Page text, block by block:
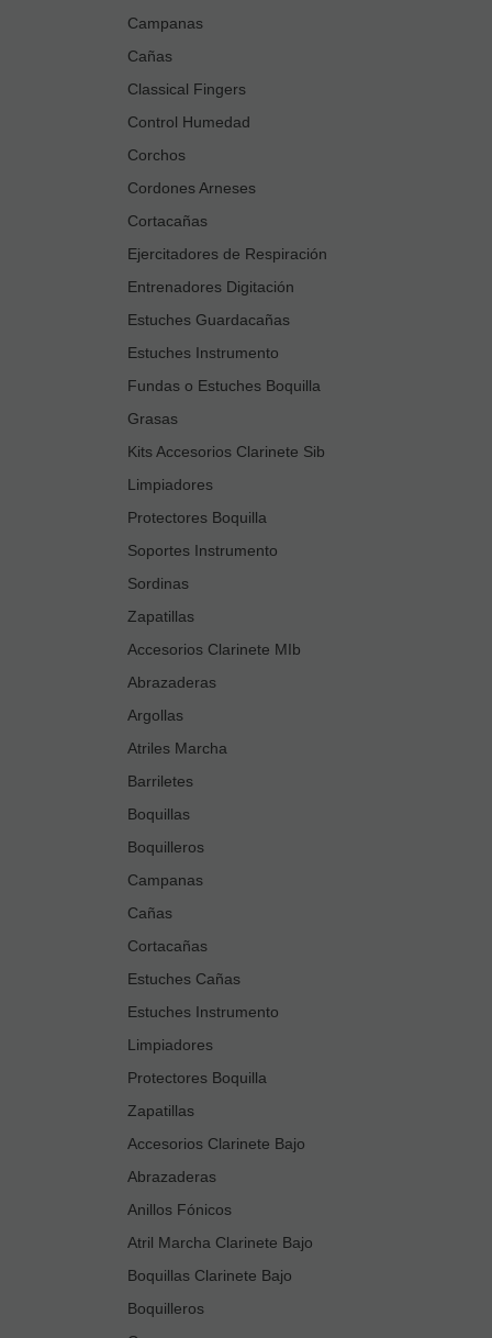
Campanas
Cañas
Classical Fingers
Control Humedad
Corchos
Cordones Arneses
Cortacañas
Ejercitadores de Respiración
Entrenadores Digitación
Estuches Guardacañas
Estuches Instrumento
Fundas o Estuches Boquilla
Grasas
Kits Accesorios Clarinete Sib
Limpiadores
Protectores Boquilla
Soportes Instrumento
Sordinas
Zapatillas
Accesorios Clarinete MIb
Abrazaderas
Argollas
Atriles Marcha
Barriletes
Boquillas
Boquilleros
Campanas
Cañas
Cortacañas
Estuches Cañas
Estuches Instrumento
Limpiadores
Protectores Boquilla
Zapatillas
Accesorios Clarinete Bajo
Abrazaderas
Anillos Fónicos
Atril Marcha Clarinete Bajo
Boquillas Clarinete Bajo
Boquilleros